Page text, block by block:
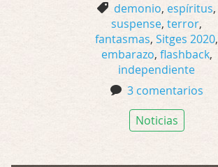
demonio, espíritus,
suspense, terror,
fantasmas, Sitges 2020,
embarazo, flashback,
independiente
3 comentarios
Noticias